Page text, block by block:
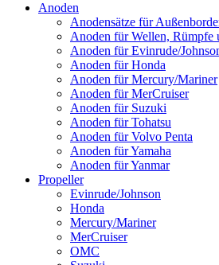
Anoden
Anodensätze für
Anoden für Wellen, Rümpfe
Anoden für Evinrude/
Anoden für Honda
Anoden für Mercury/Mariner
Anoden für MerCruiser
Anoden für Suzuki
Anoden für Tohatsu
Anoden für Volvo Penta
Anoden für Yamaha
Anoden für Yanmar
Propeller
Evinrude/Johnson
Honda
Mercury/Mariner
MerCruiser
OMC